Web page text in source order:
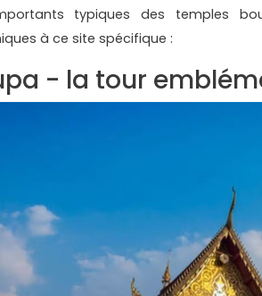
typiques des temples
à ce site spécifique :
- la tour